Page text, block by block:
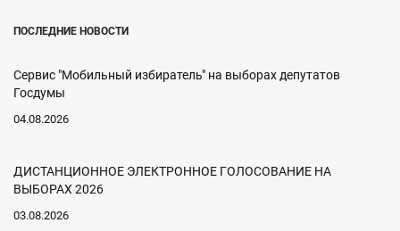
ПОСЛЕДНИЕ НОВОСТИ
Сервис "Мобильный избиратель" на выборах депутатов
Госдумы
04.08.2026
ДИСТАНЦИОННОЕ ЭЛЕКТРОННОЕ ГОЛОСОВАНИЕ НА
ВЫБОРАХ 2026
03.08.2026